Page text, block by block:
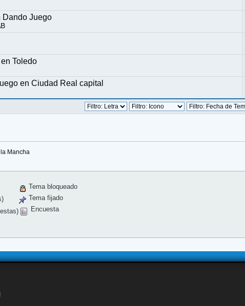
Dando Juego
Toledo
en Ciudad Real capital
Mancha
Tema bloqueado
Tema fijado
Encuesta